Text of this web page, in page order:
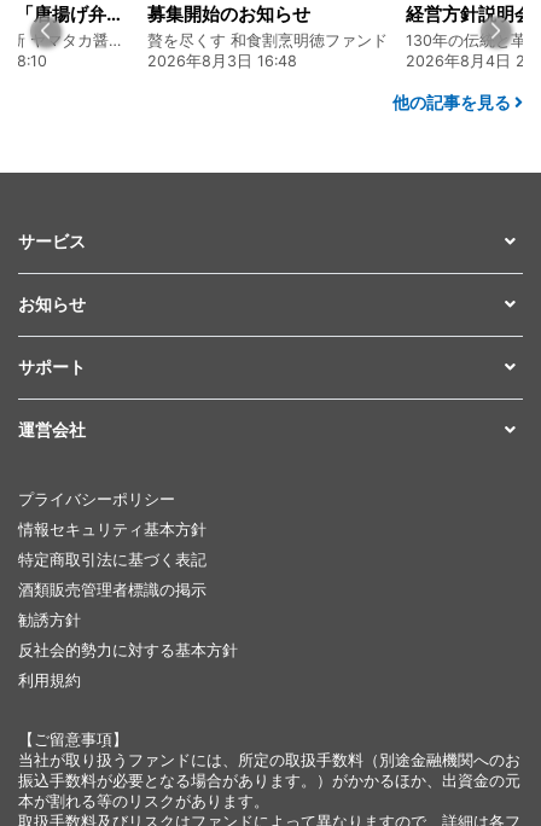
大人気メニュー「唐揚げ弁当」のレシピをご紹介します！
130年の伝統と革新 ヤマタカ醤油ファンド
08:10
募集開始のお知らせ
贅を尽くす 和食割烹明徳ファンド
2026年8月3日 16:48
2026年8月4日
他の記事を見る
サービス
お知らせ
サポート
運営会社
プライバシーポリシー
情報セキュリティ基本方針
特定商取引法に基づく表記
酒類販売管理者標識の掲示
勧誘方針
反社会的勢力に対する基本方針
利用規約
【ご留意事項】
当社が取り扱うファンドには、所定の取扱手数料（別途金融機関へのお
振込手数料が必要となる場合があります。）がかかるほか、出資金の元
本が割れる等のリスクがあります。
取扱手数料及びリスクはファンドによって異なりますので、詳細は各フ